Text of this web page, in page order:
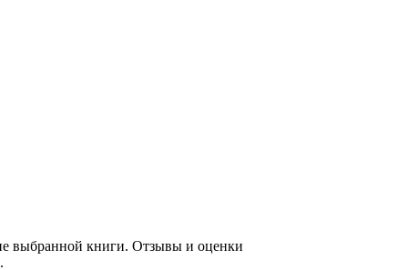
выбранной книги. Отзывы и оценки